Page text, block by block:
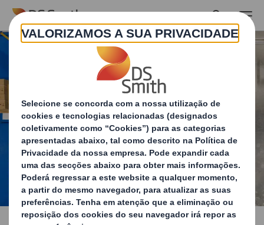
Skip to main content